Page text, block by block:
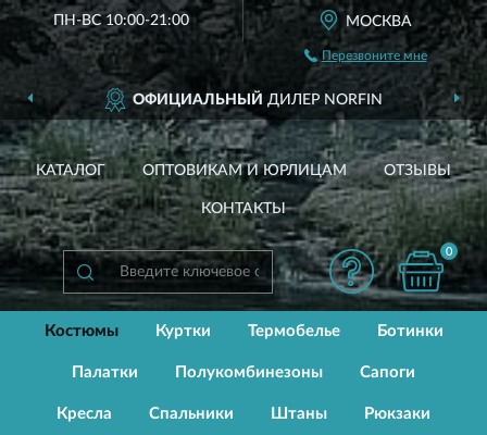
ПН-ВС 10:00-21:00 МОСКВА
Перезвоните мне
ОФИЦИАЛЬНЫЙ ДИЛЕР NORFIN
КАТАЛОГ ОПТОВИКАМ И ЮРЛИЦАМ ОТЗЫВЫ
КОНТАКТЫ
0
Костюмы Куртки Термобелье Ботинки
Палатки Полукомбинезоны Сапоги
Кресла Спальники Штаны Рюкзаки